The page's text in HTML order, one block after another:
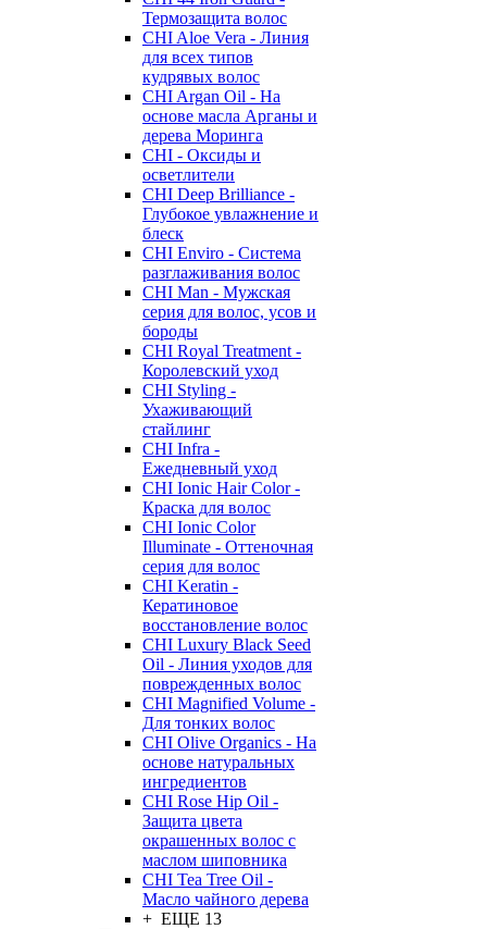
Термозащита волос
CHI Aloe Vera - Линия
для всех типов
кудрявых волос
CHI Argan Oil - На
основе масла Арганы и
дерева Моринга
CHI - Оксиды и
осветлители
CHI Deep Brilliance -
Глубокое увлажнение и
блеск
CHI Enviro - Система
разглаживания волос
CHI Man - Мужская
серия для волос, усов и
бороды
CHI Royal Treatment -
Королевский уход
CHI Styling -
Ухаживающий
стайлинг
CHI Infra -
Ежедневный уход
CHI Ionic Hair Color -
Краска для волос
CHI Ionic Color
Illuminate - Оттеночная
серия для волос
CHI Keratin -
Кератиновое
восстановление волос
CHI Luxury Black Seed
Oil - Линия уходов для
поврежденных волос
CHI Magnified Volume -
Для тонких волос
CHI Olive Organics - На
основе натуральных
ингредиентов
CHI Rose Hip Oil -
Защита цвета
окрашенных волос с
маслом шиповника
CHI Tea Tree Oil -
Масло чайного дерева
+ ЕЩЕ 13